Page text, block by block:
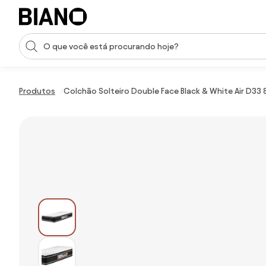
Saltar para o conteúdo
Entrada de pesquisa
Produtos Colchão Solteiro Double Face Black & White Air D33